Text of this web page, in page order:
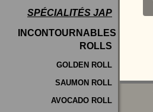
Programme
De
Fidélité
Vos
Avis
SPÉCIALITÉS JAP
INCONTOURNABLES
ROLLS
GOLDEN ROLL
SAUMON ROLL
AVOCADO ROLL